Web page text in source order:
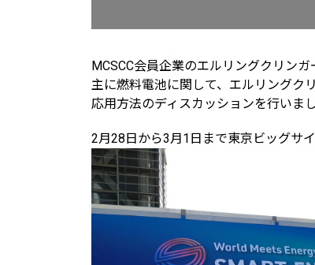
MCSCC会員企業のエルリングクリン
主に燃料電池に関して、エルリングク
応用方法のディスカッションを行いまし
2月28日から3月1日まで東京ビッグサ